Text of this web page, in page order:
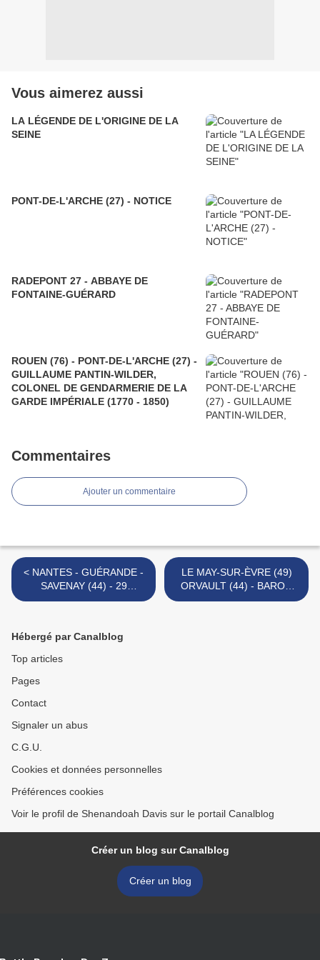
Vous aimerez aussi
LA LÉGENDE DE L'ORIGINE DE LA
SEINE
PONT-DE-L'ARCHE (27) - NOTICE
RADEPONT 27 - ABBAYE DE
FONTAINE-GUÉRARD
ROUEN (76) - PONT-DE-L'ARCHE (27) -
GUILLAUME PANTIN-WILDER,
COLONEL DE GENDARMERIE DE LA
GARDE IMPÉRIALE (1770 - 1850)
Commentaires
Ajouter un commentaire
< NANTES - GUÉRANDE -
SAVENAY (44) - 29
FRIMAIRE AN II -
ARMES A LA MAIN
LE MAY-SUR-ÈVRE (49)
ORVAULT (44) - BARON
JEAN-VICTOR THARREAU
Hébergé par Canalblog
Top articles
Pages
Contact
Signaler un abus
C.G.U.
Cookies et données personnelles
Préférences cookies
Voir le profil de Shenandoah Davis sur le portail Canalblog
Créer un blog sur Canalblog
Créer un blog